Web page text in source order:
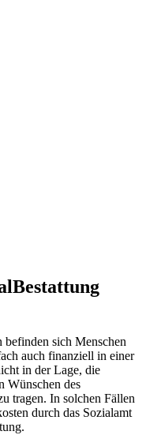
befinden sich Menschen
auch finanziell in einer
in der Lage, die
Wünschen des
tragen. In solchen Fällen
durch das Sozialamt